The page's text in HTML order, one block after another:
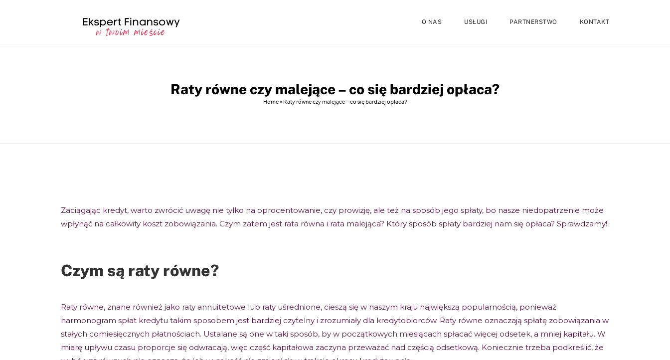
O NAS USŁUGI PARTNERSTWO KONTAKT
Raty równe czy malejące – co się bardziej opłaca?
Home» Raty równe czy malejące – co się bardziej opłaca?
Zaciągając kredyt, warto zwrócić uwagę nie tylko na oprocentowanie, czy prowizję, ale też na sposób jego spłaty, bo nasze niedopatrzenie może
wpłynąć na całkowity koszt zobowiązania. Czym zatem jest rata równa i rata malejąca? Który sposób spłaty bardziej nam się opłaca? Sprawdzamy!
Czym są raty równe?
Raty równe, znane również jako raty annuitetowe lub raty uśrednione, cieszą się w naszym kraju największą popularnością, ponieważ
harmonogram spłat kredytu takim sposobem jest bardziej czytelny i zrozumiały dla kredytobiorców. Raty równe oznaczają spłatę zobowiązania w
stałych comiesięcznych płatnościach. Ustalane są one w taki sposób, by w początkowych miesiącach spłacać więcej odsetek, a mniej kapitału. W
miarę upływu czasu proporcje się odwracają, więc część kapitałowa zaczyna przeważać nad częścią odsetkową. Koniecznie trzeba podkreślić, że